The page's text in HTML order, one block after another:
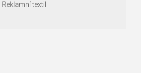
Reklamní textil